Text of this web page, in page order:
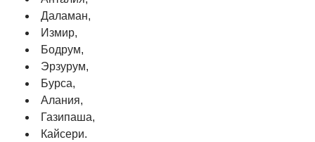
Даламан,
Измир,
Бодрум,
Эрзурум,
Бурса,
Алания,
Газипаша,
Кайсери.